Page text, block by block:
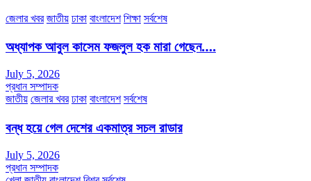
জেলার খবর জাতীয় ঢাকা বাংলাদেশ শিক্ষা সর্বশেষ
অধ্যাপক আবুল কাসেম ফজলুল হক মারা গেছেন….
July 5, 2026
প্রধান সম্পাদক
জাতীয় জেলার খবর ঢাকা বাংলাদেশ সর্বশেষ
বন্ধ হয়ে গেল দেশের একমাত্র সচল রাডার
July 5, 2026
প্রধান সম্পাদক